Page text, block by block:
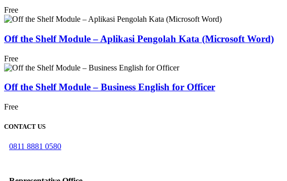
Free
Off the Shelf Module – Aplikasi Pengolah Kata (Microsoft Word)
Free
Off the Shelf Module – Business English for Officer
Free
CONTACT US
0811 8881 0580